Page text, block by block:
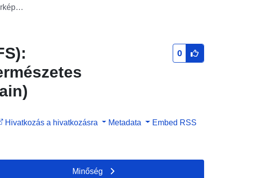
Dataset Direct Download Service (WFS): Érzékenységi térképek – Térképek Természetes régiók – Limenitis_populi (Nagy sylvain)
0
Hivatkozás a hivatkozásra Metadata Embed RSS
Minőség